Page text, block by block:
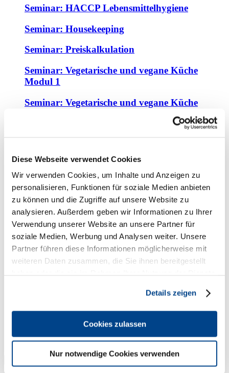
Diese Webseite verwendet Cookies
Wir verwenden Cookies, um Inhalte und Anzeigen zu
personalisieren, Funktionen für soziale Medien anbieten
zu können und die Zugriffe auf unsere Website zu
analysieren. Außerdem geben wir Informationen zu Ihrer
Verwendung unserer Website an unsere Partner für
soziale Medien, Werbung und Analysen weiter. Unsere
Partner führen diese Informationen möglicherweise mit
weiteren Daten zusammen, die Sie ihnen bereitgestellt
Cookies, wenn Sie unsere Webseite weiterhin nutzen.
Details zeigen
Cookies zulassen
Nur notwendige Cookies verwenden
Seminar: HACCP Lebensmittelhygiene
Seminar: Housekeeping
Seminar: Preiskalkulation
Seminar: Vegetarische und vegane Küche
Modul 1
Seminar: Vegetarische und vegane Küche
Kündigungen
Lehrgang: Assistant Sommelier / Sommelière
AGB für Seminare
Anmelden
Partner
DEHOGA Zentrum
Seminar: Rechtssicher - Pflichten beim Arbeitsschutz (BGN)